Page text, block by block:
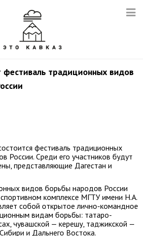
традиционных видов
фестиваль традиционных
России. Среди его участников будут
представляющие Дагестан и
видов борьбы народов России
комплексе МГТУ имени Н.А.
собой открытое лично-командное
видам борьбы: татаро-
чувашской — керешу, таджикской —
и Дальнего Востока.